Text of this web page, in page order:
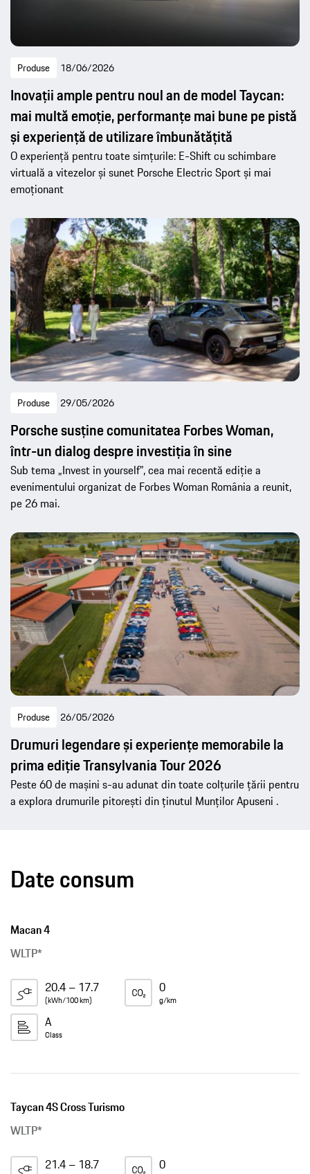
Produse 18/06/2026
Inovații ample pentru noul an de model Taycan:
mai multă emoție, performanțe mai bune pe pistă
și experiență de utilizare îmbunătățită
O experiență pentru toate simțurile: E-Shift cu schimbare
virtuală a vitezelor și sunet Porsche Electric Sport și mai
emoționant
Produse 29/05/2026
Porsche susține comunitatea Forbes Woman,
într-un dialog despre investiția în sine
Sub tema „Invest in yourself”, cea mai recentă ediție a
evenimentului organizat de Forbes Woman România a reunit,
pe 26 mai.
Produse 26/05/2026
Drumuri legendare și experiențe memorabile la
prima ediție Transylvania Tour 2026
Peste 60 de mașini s-au adunat din toate colțurile țării pentru
a explora drumurile pitorești din ținutul Munților Apuseni .
Date consum
Macan 4
WLTP*
20.4 – 17.7
(kWh/100 km)
0
g/km
A
Class
Taycan 4S Cross Turismo
WLTP*
21.4 – 18.7 0